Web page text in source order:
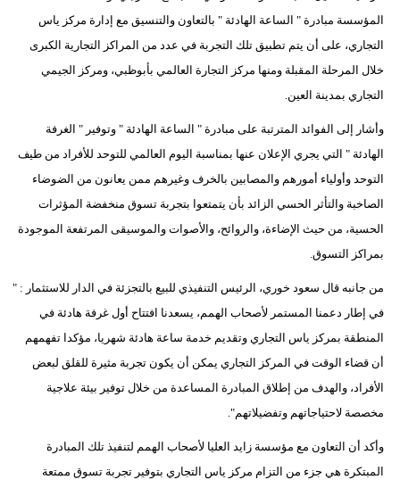
المؤسسة مبادرة " الساعة الهادئة " بالتعاون والتنسيق مع إدارة مركز ياس
التجاري، على أن يتم تطبيق تلك التجربة في عدد من المراكز التجارية الكبرى
خلال المرحلة المقبلة ومنها مركز التجارة العالمي بأبوظبي، ومركز الجيمي
التجاري بمدينة العين.
وأشار إلى الفوائد المترتبة على مبادرة " الساعة الهادئة " وتوفير " الغرفة
الهادئة " التي يجري الإعلان عنها بمناسبة اليوم العالمي للتوحد للأفراد من طيف
التوحد وأولياء أمورهم والمصابين بالخرف وغيرهم ممن يعانون من الضوضاء
الصاخبة والتأثر الحسي الزائد بأن يتمتعوا بتجربة تسوق منخفضة المؤثرات
الحسية، من حيث الإضاءة، والروائح، والأصوات والموسيقى المرتفعة الموجودة
بمراكز التسوق.
من جانبه قال سعود خوري، الرئيس التنفيذي للبيع بالتجزئة في الدار للاستثمار : "
في إطار دعمنا المستمر لأصحاب الهمم، يسعدنا افتتاح أول غرفة هادئة في
المنطقة بمركز ياس التجاري وتقديم خدمة ساعة هادئة شهريا، مؤكدا تفهمهم
أن قضاء الوقت في المركز التجاري يمكن أن يكون تجربة مثيرة للقلق لبعض
الأفراد، والهدف من إطلاق المبادرة المساعدة من خلال توفير بيئة علاجية
مخصصة لاحتياجاتهم وتفضيلاتهم".
وأكد أن التعاون مع مؤسسة زايد العليا لأصحاب الهمم لتنفيذ تلك المبادرة
المبتكرة هي جزء من التزام مركز ياس التجاري بتوفير تجربة تسوق ممتعة